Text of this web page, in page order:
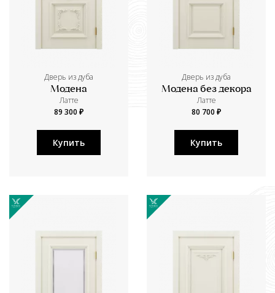
Дверь из дуба
Модена
Латте
89 300 ₽
Купить
Дверь из дуба
Модена без декора
Латте
80 700 ₽
Купить